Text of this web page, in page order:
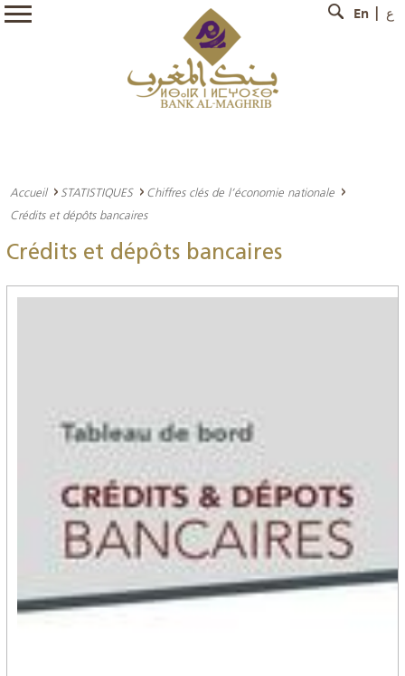
En ع
Accueil STATISTIQUES
Chiffres clés de l’économie nationale
Crédits et dépôts bancaires
Crédits et dépôts bancaires